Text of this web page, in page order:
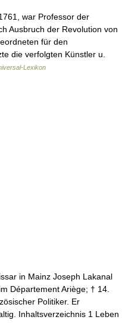
war Professor der
Ausbruch der Revolution von
für den
die verfolgten Künstler u.
Lexikon
in Mainz Joseph Lakanal
Département Ariège; † 14.
Politiker. Er
Inhaltsverzeichnis 1 Leben